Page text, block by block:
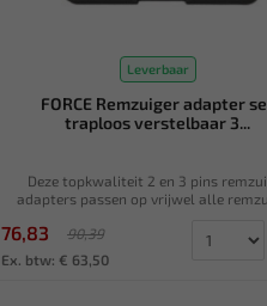
Leverbaar
FORCE Remzuiger adapter
traploos verstelbaar 3...
Deze topkwaliteit 2 en 3 pins
adapters passen op vrijwel alle
76,83
90,39
Ex. btw: € 63,50